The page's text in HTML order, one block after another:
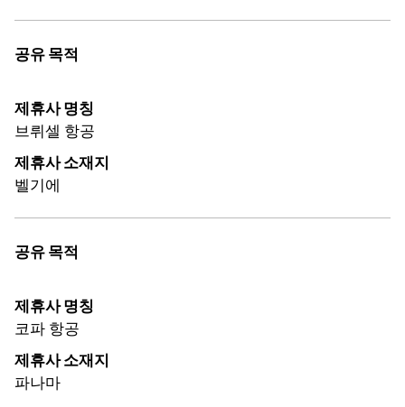
공유 목적
제휴사 명칭
브뤼셀 항공
제휴사 소재지
벨기에
공유 목적
제휴사 명칭
코파 항공
제휴사 소재지
파나마